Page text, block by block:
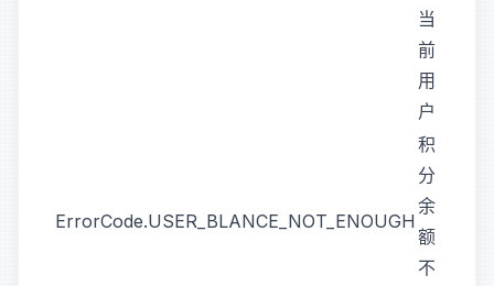
当
前
用
户
ErrorCode.USER_BLANCE_NOT_ENOUGH
积
分
余
额
不